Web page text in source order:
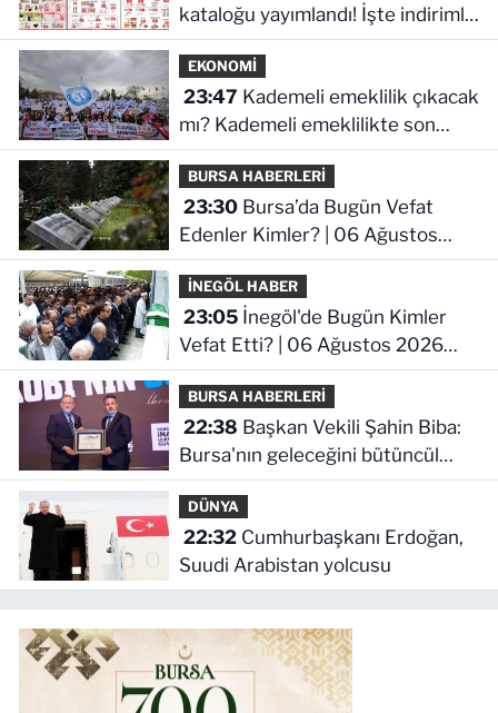
kataloğu yayımlandı! İşte indirimli
ürünler ve fiyatları
EKONOMİ
23:47
mı? Kademeli emeklilikte son
durum ne!
BURSA HABERLERİ
23:30Bursa’da Bugün Vefat
Edenler Kimler? | 06 Ağustos
2026 Perşembe
İNEGÖL HABER
23:05İnegöl'de Bugün Kimler
Vefat Etti? | 06 Ağustos 2026
Perşembe
BURSA HABERLERİ
22:38
Bursa'nın geleceğini bütüncül
anlayışla planlıyoruz
DÜNYA
22:32Cumhurbaşkanı Erdoğan,
Suudi Arabistan yolcusu